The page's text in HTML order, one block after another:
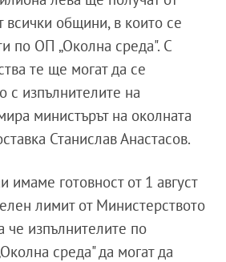
всички общини, в които се
по ОП „Околна среда". С
те ще могат да се
с изпълнителите на
министърът на околната
Станислав Анастасов.
имаме готовност от 1 август
лимит от Министерството
че изпълнителите по
среда" да могат да